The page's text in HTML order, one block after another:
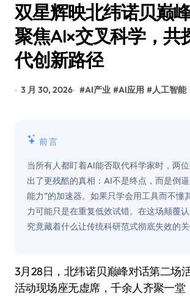
双星辉映北纬诺贝巅
聚焦AI×交叉科学，共
代创新路径
3 月 30, 2026 #AI产业 #AI应用 #人工智能
前言
当所有人都盯着AI能否取代科学家时，两
出了更残酷的真相：AI不是终点，而是倒
能力”的加速器。如果只学会用工具而不懂
力可能只是在重复低效试错。在这场颠覆认
究竟藏着什么让传统科研范式彻底失效的
3月28日，北纬诺贝巅峰对话第二场活动圆满收官。
活动现场座无虚席，千余人齐聚一堂